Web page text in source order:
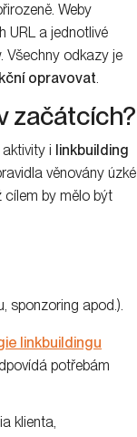
Weby
URL a jednotlivé
Všechny odkazy je
opravovat.
začátcích?
i linkbuilding
věnovány úzké
cílem by mělo být
sponzoring apod.).
linkbuildingu
potřebám
klienta,